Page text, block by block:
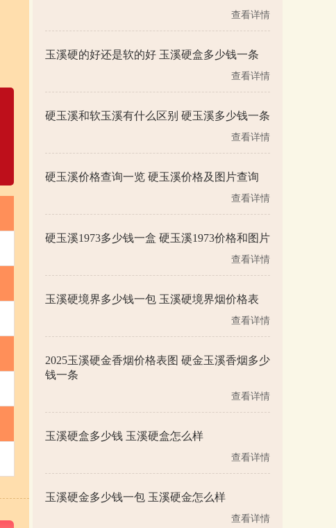
查看详情
玉溪硬的好还是软的好 玉溪硬盒多少钱一条
查看详情
硬玉溪和软玉溪有什么区别 硬玉溪多少钱一条
查看详情
硬玉溪价格查询一览 硬玉溪价格及图片查询
查看详情
硬玉溪1973多少钱一盒 硬玉溪1973价格和图片
查看详情
玉溪硬境界多少钱一包 玉溪硬境界烟价格表
查看详情
2025玉溪硬金香烟价格表图 硬金玉溪香烟多少
钱一条
查看详情
玉溪硬盒多少钱 玉溪硬盒怎么样
查看详情
玉溪硬金多少钱一包 玉溪硬金怎么样
查看详情